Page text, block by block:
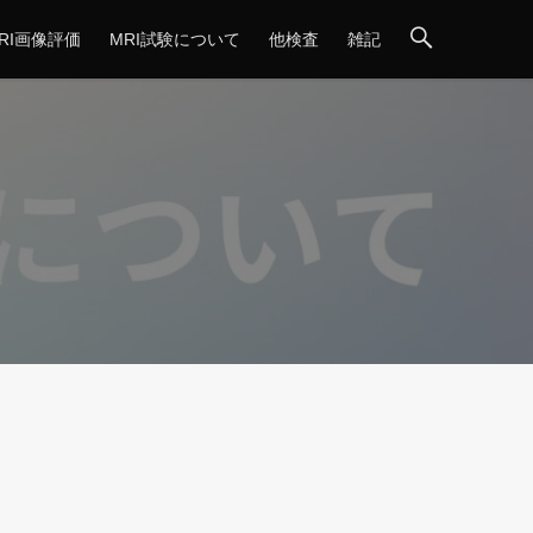
画像評価 MRI試験について 他検査 雑記